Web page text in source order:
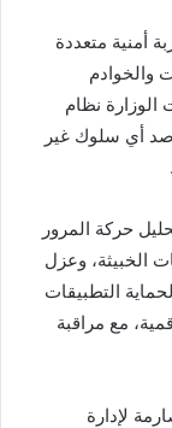
أمنية متعددة
والخوادم
الوزارة نظام
أي سلوك غير
حركة المرور
الخبيثة، وعزل
التطبيقات
مع مراقبة
لإدارة